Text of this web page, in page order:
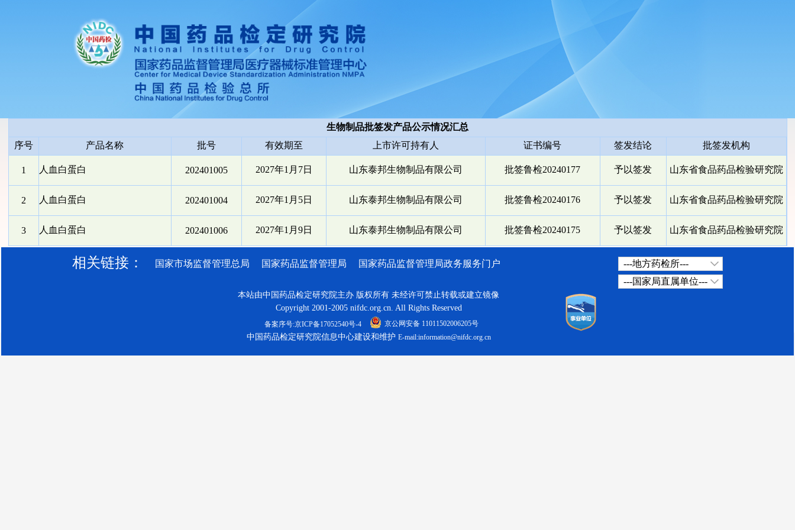
生物制品批签发产品公示情况汇总
序号
产品名称 批号 有效期至 上市许可持有人 证书编号 签发结论 批签发机构
1 人血白蛋白 202401005 2027年1月7日 山东泰邦生物制品有限公司 批签鲁检20240177 予以签发 山东省食品药品检验研究院
2 人血白蛋白 202401004 2027年1月5日 山东泰邦生物制品有限公司 批签鲁检20240176 予以签发 山东省食品药品检验研究院
3 人血白蛋白 202401006 2027年1月9日 山东泰邦生物制品有限公司 批签鲁检20240175 予以签发 山东省食品药品检验研究院
相关链接： 国家市场监督管理总局 国家药品监督管理局 国家药品监督管理局政务服务门户
---地方药检所---
---国家局直属单位---
本站由中国药品检定研究院主办 版权所有 未经许可禁止转载或建立镜像
Copyright 2001-2005 nifdc.org.cn. All Rights Reserved
备案序号:京ICP备17052540号-4 京公网安备 11011502006205号
中国药品检定研究院信息中心建设和维护 E-mail:information@nifdc.org.cn